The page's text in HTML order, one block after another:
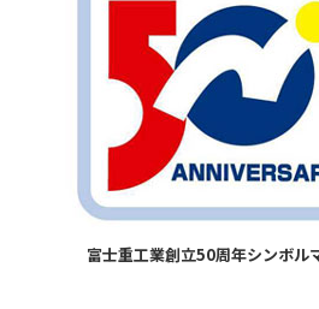
富士重工業創立50周年シンボル